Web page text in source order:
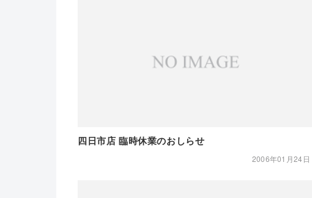
四日市店 臨時休業のおしらせ
2006年01月24日